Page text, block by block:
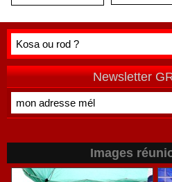
Newsletter
Images